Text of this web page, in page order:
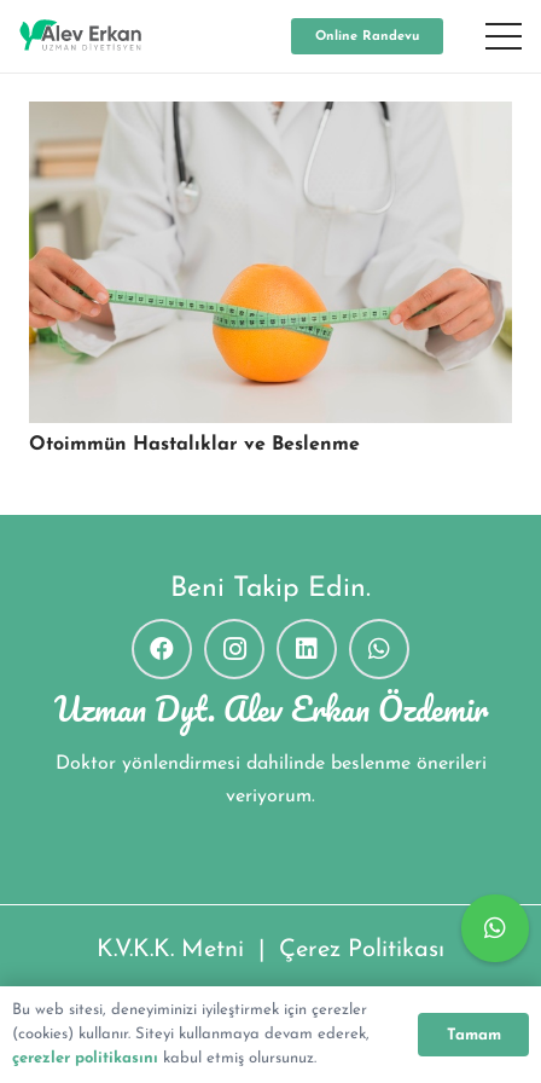
Online Randevu
Otoimmün Hastalıklar ve Beslenme
Beni Takip Edin.
Uzman Dyt. Alev Erkan Özdemir
Doktor yönlendirmesi dahilinde beslenme önerileri
veriyorum.
K.V.K.K. Metni Çerez Politikası
Uzman Dyt. Alev Erkan Özdemir ©2022
Bu web sitesi, deneyiminizi iyileştirmek için çerezler
(cookies) kullanır. Siteyi kullanmaya devam ederek,
çerezler politikasını kabul etmiş olursunuz.
Tamam